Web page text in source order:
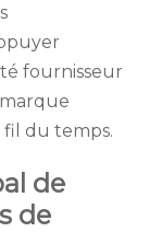
fournisseur
du temps.
de
de